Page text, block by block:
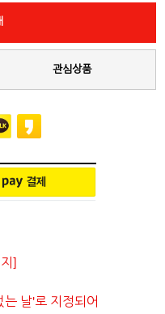
관심상품
]
날'로 지정되어